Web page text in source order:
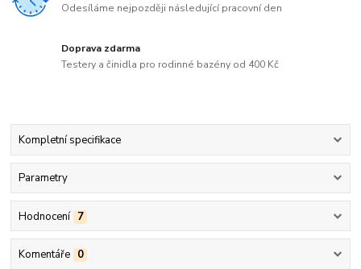
Odesíláme nejpozději následující pracovní den
Doprava zdarma
Testery a činidla pro rodinné bazény od 400 Kč
Kompletní specifikace
Parametry
Hodnocení 7
Komentáře 0